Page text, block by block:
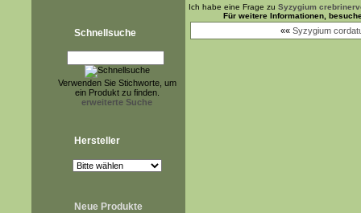
Schnellsuche
Verwenden Sie Stichworte, um
ein Produkt zu finden.
erweiterte Suche
Hersteller
Neue Produkte
Ich habe eine Frage zu Syzygium
Für weitere Informationen,
«« Syzygium